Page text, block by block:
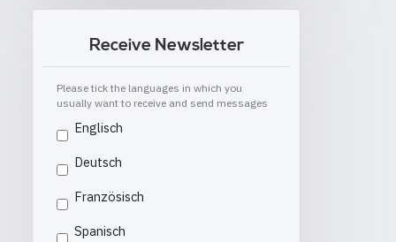
Receive Newsletter
Please tick the languages in which you
usually want to receive and send messages
Englisch
Deutsch
Französisch
Spanisch